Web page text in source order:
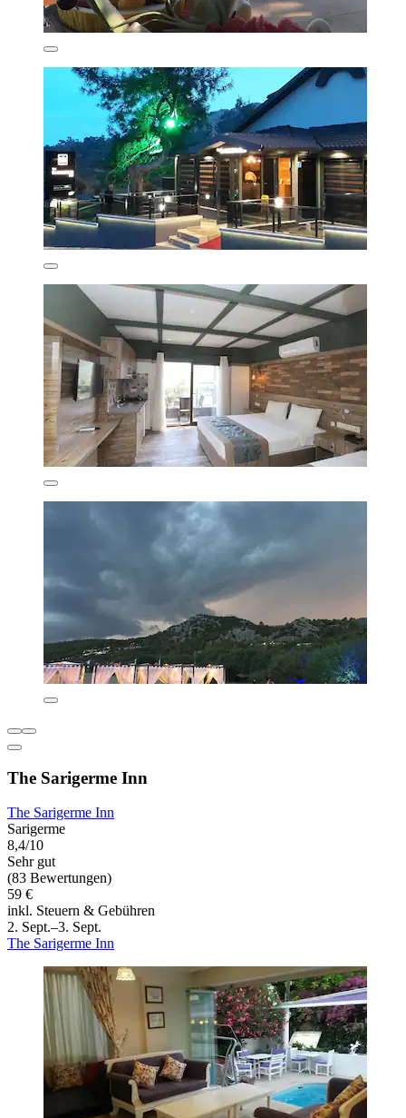
The Sarigerme Inn
The Sarigerme Inn
Sarigerme
8,4/10
Sehr gut
(83 Bewertungen)
59 €
inkl. Steuern & Gebühren
2. Sept.–3. Sept.
The Sarigerme Inn